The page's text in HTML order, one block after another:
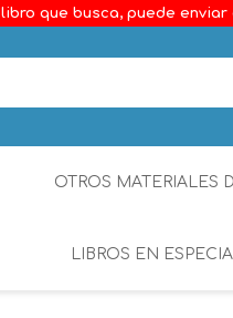
que busca, puede
OTROS MATERIALES
LIBROS EN